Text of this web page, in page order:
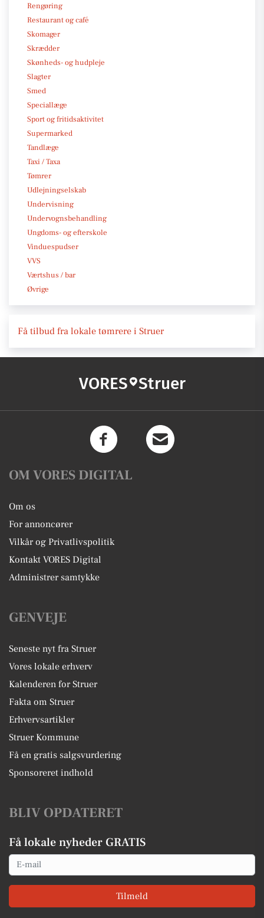
Rengøring
Restaurant og café
Skomager
Skrædder
Skønheds- og hudpleje
Slagter
Smed
Speciallæge
Sport og fritidsaktivitet
Supermarked
Tandlæge
Taxi / Taxa
Tømrer
Udlejningselskab
Undervisning
Undervognsbehandling
Ungdoms- og efterskole
Vinduespudser
VVS
Værtshus / bar
Øvrige
Få tilbud fra lokale tømrere i Struer
VORES Struer
OM VORES DIGITAL
Om os
For annoncører
Vilkår og Privatlivspolitik
Kontakt VORES Digital
Administrer samtykke
GENVEJE
Seneste nyt fra Struer
Vores lokale erhverv
Kalenderen for Struer
Fakta om Struer
Erhvervsartikler
Struer Kommune
Få en gratis salgsvurdering
Sponsoreret indhold
BLIV OPDATERET
Få lokale nyheder GRATIS
Email
Tilmeld